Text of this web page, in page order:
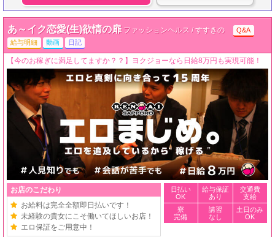
あ～イク恋愛(生)欲情の扉 ファッションヘルス / すすきの
Q&A
給与明細
動画 日記
【今のお稼ぎに満足してますか？？】ヨクジョーなら日給8万円も実現可能！
お店のこだわり
お給料は完全全額即日払いです！
未経験の貴女にこそ働いてほしいお店！
エロ保証をご用意中！
日払い
OK
給与保証
あり
交通費
支給
寮
完備
講習
なし
土日のみ
OK